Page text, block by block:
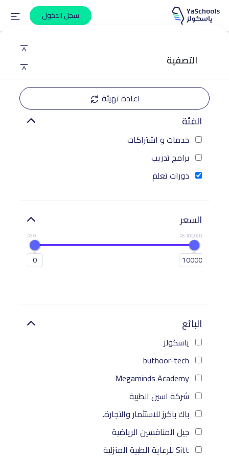
سجل الدخول
|<
التصفية |<
اعادة تهيئة
الفئة
خدمات و اشتراكات
برامج تدريب
دورات تعلم
السعر
100,000 RS
100000
البائع
ياسكولز
buthoor-tech
Megaminds Academy
شركة اسين الطبية
باك باكرز للاستثمار والتجارة.
جيل المنافسين الرياضية
Sitt للرعاية الطبية المنزلية